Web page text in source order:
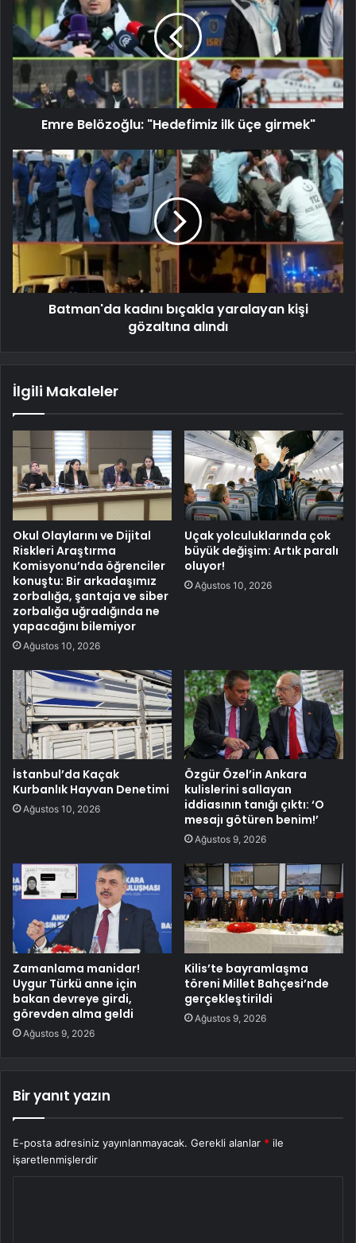
Emre Belözoğlu: "Hedefimiz ilk üçe girmek"
Batman'da kadını bıçakla yaralayan kişi
gözaltına alındı
İlgili Makaleler
Okul Olaylarını ve Dijital
Riskleri Araştırma
Komisyonu’nda öğrenciler
konuştu: Bir arkadaşımız
zorbalığa, şantaja ve siber
zorbalığa uğradığında ne
yapacağını bilemiyor
Ağustos 10, 2026
Uçak yolculuklarında çok
büyük değişim: Artık paralı
oluyor!
Ağustos 10, 2026
İstanbul’da Kaçak
Kurbanlık Hayvan Denetimi
Ağustos 10, 2026
Özgür Özel’in Ankara
kulislerini sallayan
iddiasının tanığı çıktı: ‘O
mesajı götüren benim!’
Ağustos 9, 2026
Zamanlama manidar!
Uygur Türkü anne için
bakan devreye girdi,
görevden alma geldi
Ağustos 9, 2026
Kilis’te bayramlaşma
töreni Millet Bahçesi’nde
gerçekleştirildi
Ağustos 9, 2026
Bir yanıt yazın
E-posta adresiniz yayınlanmayacak. Gerekli alanlar * ile
işaretlenmişlerdir